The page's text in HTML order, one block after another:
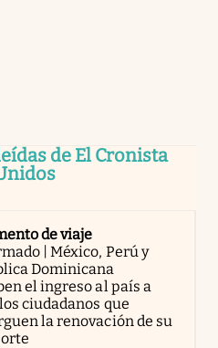
de El Cronista
de viaje
| México, Perú y
Dominicana
el ingreso al país a
ciudadanos que
la renovación de su